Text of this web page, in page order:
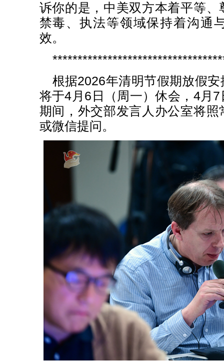
诉你的是，中美双方本着平等
禁毒、执法等领域保持着沟通
效。
根据2026年清明节假期放假
将于4月6日（周一）休会，4月
期间，外交部发言人办公室将
或微信提问。